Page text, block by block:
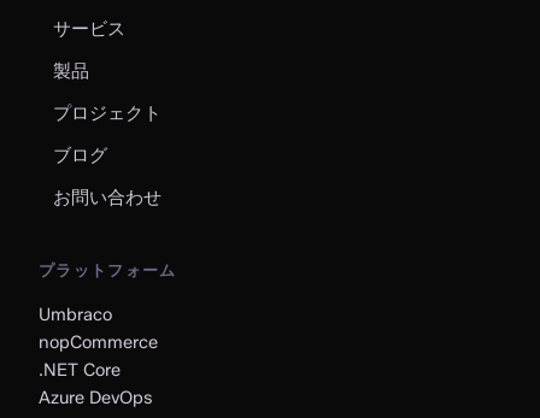
サービス
製品
プロジェクト
ブログ
お問い合わせ
プラットフォーム
Umbraco
nopCommerce
.NET Core
Azure DevOps